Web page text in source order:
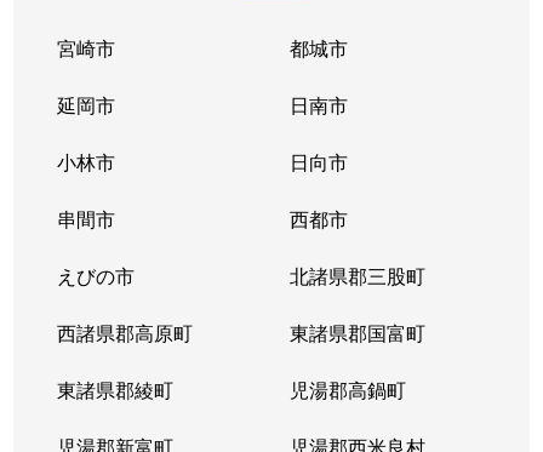
宮崎市 都城市
延岡市 日南市
小林市 日向市
串間市 西都市
えびの市 北諸県郡三股町
西諸県郡高原町 東諸県郡国富町
東諸県郡綾町 児湯郡高鍋町